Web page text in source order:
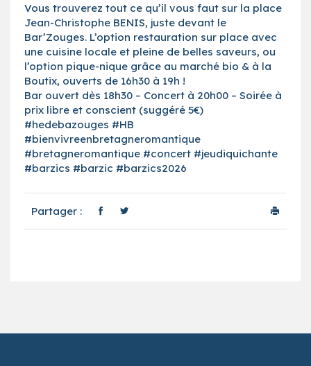
Vous trouverez tout ce qu’il vous faut sur la place
Jean-Christophe BENIS, juste devant le
Bar’Zouges. L’option restauration sur place avec
une cuisine locale et pleine de belles saveurs, ou
l’option pique-nique grâce au marché bio & à la
Boutix, ouverts de 16h30 à 19h !
Bar ouvert dès 18h30 – Concert à 20h00 – Soirée à
prix libre et conscient (suggéré 5€)
#hedebazouges #HB
#bienvivreenbretagneromantique
#bretagneromantique #concert #jeudiquichante
#barzics #barzic #barzics2026
Partager :